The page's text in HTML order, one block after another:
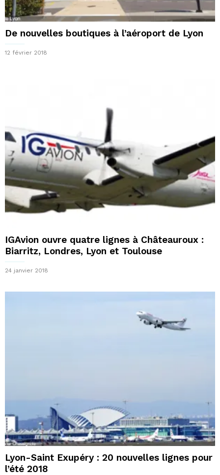
De nouvelles boutiques à l’aéroport de Lyon
12 février 2018
IGAvion ouvre quatre lignes à Châteauroux :
Biarritz, Londres, Lyon et Toulouse
24 janvier 2018
Lyon-Saint Exupéry : 20 nouvelles lignes pour
l’été 2018